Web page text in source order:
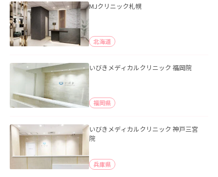
MJクリニック札幌
北海道
いびきメディカルクリニック 福岡院
福岡県
いびきメディカルクリニック 神戸三宮
院
兵庫県